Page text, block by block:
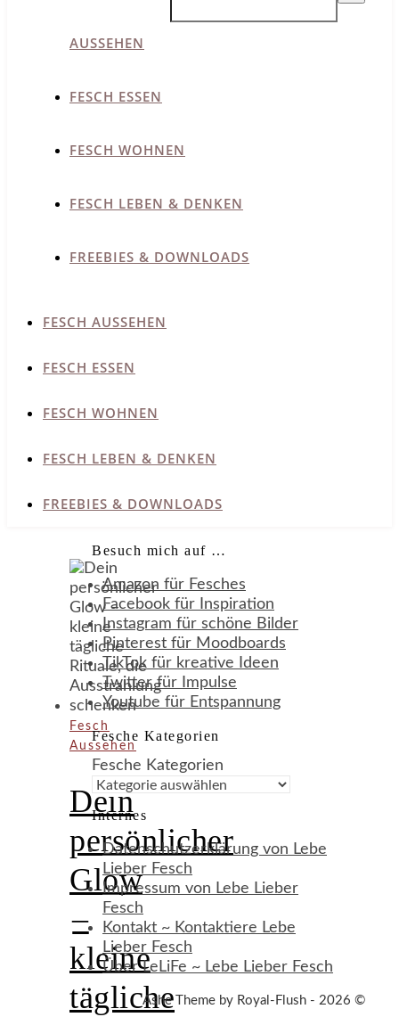
AUSSEHEN
FESCH ESSEN
FESCH WOHNEN
FESCH LEBEN & DENKEN
FREEBIES & DOWNLOADS
FESCH AUSSEHEN
FESCH ESSEN
FESCH WOHNEN
FESCH LEBEN & DENKEN
FREEBIES & DOWNLOADS
Fesch
Aussehen
Dein
persönlicher
Glow
–
kleine
tägliche
Besuch mich auf …
Amazon für Fesches
Facebook für Inspiration
Instagram für schöne Bilder
Pinterest für Moodboards
TikTok für kreative Ideen
Twitter für Impulse
Youtube für Entspannung
Fesche Kategorien
Fesche Kategorien
Internes
Datenschutzerklärung von Lebe
Lieber Fesch
Impressum von Lebe Lieber
Fesch
Kontakt ~ Kontaktiere Lebe
Lieber Fesch
Über LeLiFe ~ Lebe Lieber Fesch
Ashe Theme by Royal-Flush - 2026 ©